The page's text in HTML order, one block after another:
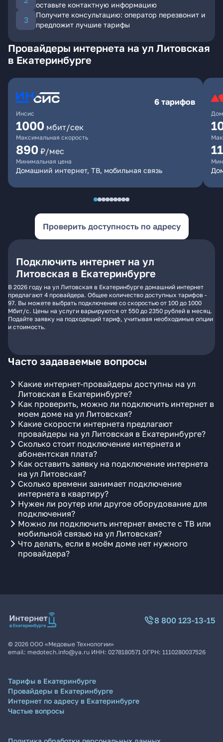
оставьте контактную информацию
Получите консультацию: оператор перезвонит и
предложит лучшие тарифы
Провайдеры интернета на ул Литовская
в Екатеринбурге
Инсис
6 тарифов
1000 мбит/сек
Максимальная скорость
890 ₽/мес
Минимальная цена
Домашний интернет, ТВ, мобильная связь
Проверить доступность по адресу
Подключить интернет на ул
Литовская в Екатеринбурге
В 2026 году на ул Литовская в Екатеринбурге домашний интернет
предлагают 4 провайдера. Общее количество доступных тарифов -
97. Вы можете выбрать подключение со скоростью от 100 до 1000
Мбит/с. Цены на услуги варьируются от 550 до 2350 рублей в месяц.
Подайте заявку на подходящий тариф, учитывая необходимые опции
и стоимость.
Часто задаваемые вопросы
Какие интернет-провайдеры доступны на ул
Литовская в Екатеринбурге?
Как проверить, можно ли подключить интернет в
моем доме на ул Литовская?
Какие скорости интернета предлагают
провайдеры на ул Литовская в Екатеринбурге?
Сколько стоит подключение интернета и
абонентская плата?
Как оставить заявку на подключение интернета
на ул Литовская?
Сколько времени занимает подключение
интернета в квартиру?
Нужен ли роутер или другое оборудование для
подключения?
Можно ли подключить интернет вместе с ТВ или
мобильной связью на ул Литовская?
Что делать, если в моём доме нет нужного
провайдера?
8 800 123-13-15
© 2026 ООО «Медовые Технологии»
email: medotech.info@ya.ru ИНН: 0278180571 ОГРН: 1110280037526
Тарифы в Екатеринбурге
Провайдеры в Екатеринбурге
Интернет по адресу в Екатеринбурге
Частые вопросы